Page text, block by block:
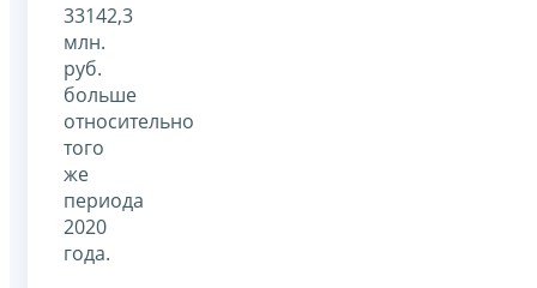
33142,3
млн.
руб.
больше
относительно
того
же
периода
2020
года.